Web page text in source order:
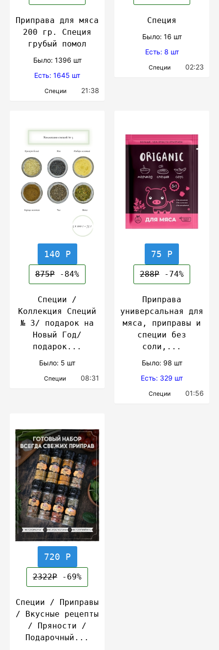
Приправа для мяса
200 гр. Специя
грубый помол
Было: 1396 шт
Есть: 1645 шт
Специи 21:38
Специя
Было: 16 шт
Есть: 8 шт
Специи 02:23
140 Р
875Р -84%
Специи /
Коллекция Специй
№ 3/ подарок на
Новый Год/
подарок...
Было: 5 шт
Специи 08:31
75 Р
288Р -74%
Приправа
универсальная для
мяса, приправы и
специи без
соли,...
Было: 98 шт
Есть: 329 шт
Специи 01:56
720 Р
2322Р -69%
Специи / Приправы
/ Вкусные рецепты
/ Пряности /
Подарочный...